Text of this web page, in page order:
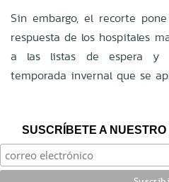
Sin embargo, el recorte
respuesta de los hospitales
a las listas de espera y
temporada invernal que se
SUSCRÍBETE A